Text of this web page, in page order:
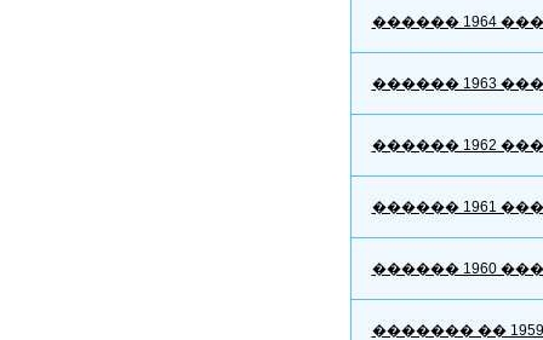
������ 1964
������ 1963
������ 1962
������ 1961
������ 1960
������� ��